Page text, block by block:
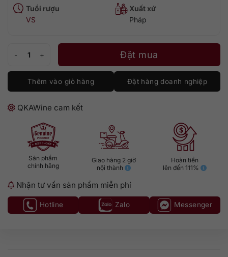
Tuổi rượu
VS
Xuất xứ
Pháp
Calvados Pere Magloire Fine VS số lượngĐặt mua
Thêm vào giỏ hàng Đặt hàng doanh nghiệp
QKAWine cam kết
Sản phẩm
chính hãng
Giao hàng 2 giờ
nội thành
Hoàn tiền
lên đến 111%
Nhận tư vấn sản phẩm miễn phí
Hotline Zalo Messenger